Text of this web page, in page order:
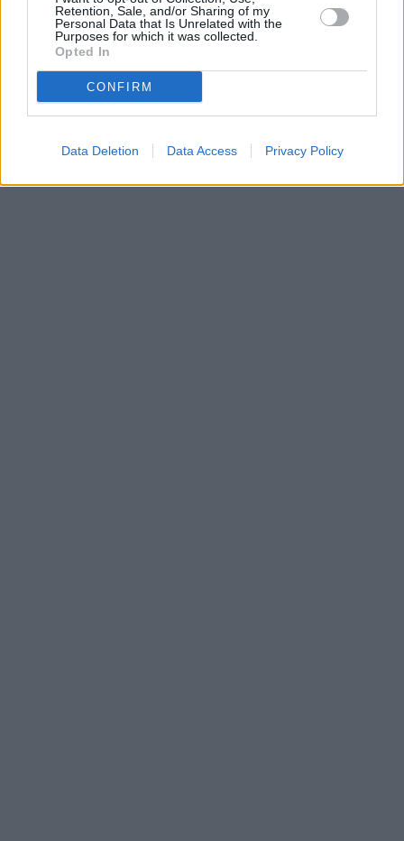
Retention, Sale, and/or Sharing of my
Personal Data that Is Unrelated with the
Purposes for which it was collected.
Opted In
CONFIRM
Data Deletion Data Access Privacy Policy